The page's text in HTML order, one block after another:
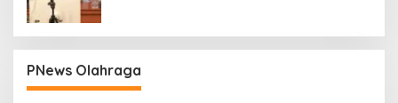
PNews Olahraga